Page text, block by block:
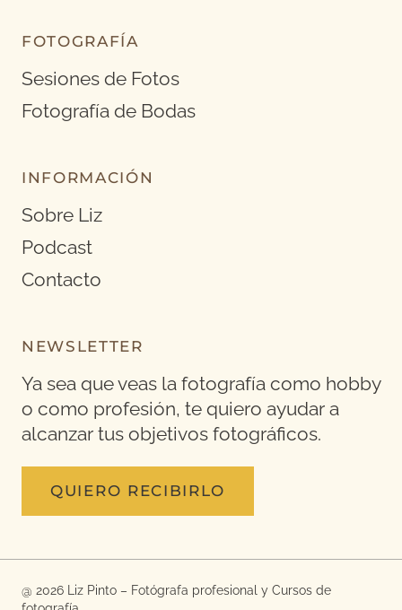
FOTOGRAFÍA
Sesiones de Fotos
Fotografía de Bodas
INFORMACIÓN
Sobre Liz
Podcast
Contacto
NEWSLETTER
Ya sea que veas la fotografía como hobby
o como profesión, te quiero ayudar a
alcanzar tus objetivos fotográficos.
QUIERO RECIBIRLO
@ 2026 Liz Pinto – Fotógrafa profesional y Cursos de